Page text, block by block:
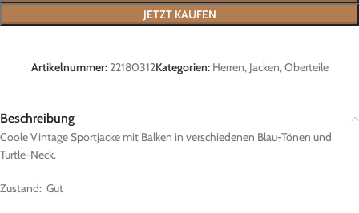
JETZT KAUFEN
Artikelnummer: 22180312Kategorien: Herren, Jacken, Oberteile
Beschreibung
Coole Vintage Sportjacke mit Balken in verschiedenen Blau-Tönen und
Turtle-Neck.
Zustand: Gut